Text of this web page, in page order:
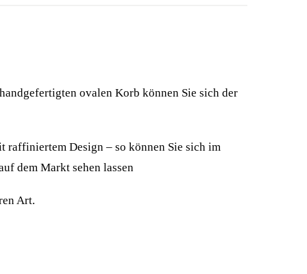
ovalen Korb können Sie sich der
raffiniertem Design – so können Sie sich im
dem Markt sehen lassen
Art.